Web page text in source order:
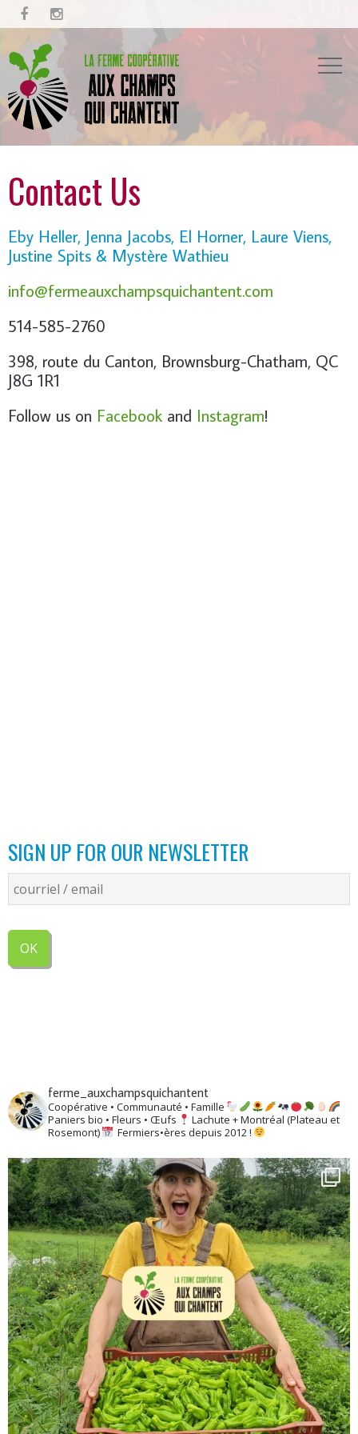
 
Contact Us
Eby Heller, Jenna Jacobs, El Horner, Laure Viens,
Justine Spits & Mystère Wathieu
info@fermeauxchampsquichantent.com
514-585-2760
398, route du Canton, Brownsburg-Chatham, QC
J8G 1R1
Follow us on Facebook and Instagram!
SIGN UP FOR OUR NEWSLETTER
ferme_auxchampsquichantent
Coopérative • Communauté • Famille
Paniers bio • Fleurs • Œufs
Lachute + Montréal (Plateau et
Rosemont)
Fermiers•ères depuis 2012 !